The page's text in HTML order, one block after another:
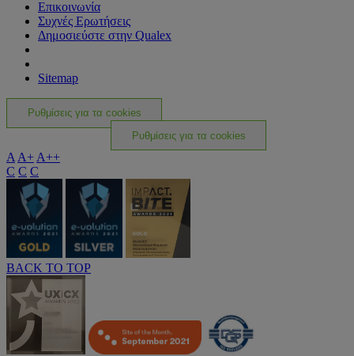
Επικοινωνία
Συχνές Ερωτήσεις
Δημοσιεύστε στην Qualex
Sitemap
Ρυθμίσεις για τα cookies
Ρυθμίσεις για τα cookies
A A+ A++
C C C
BACK TO TOP